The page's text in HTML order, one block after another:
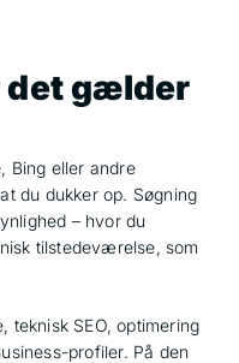
det gælder
Bing eller andre
du dukker op. Søgning
– hvor du
tilstedeværelse, som
teknisk SEO, optimering
profiler. På den